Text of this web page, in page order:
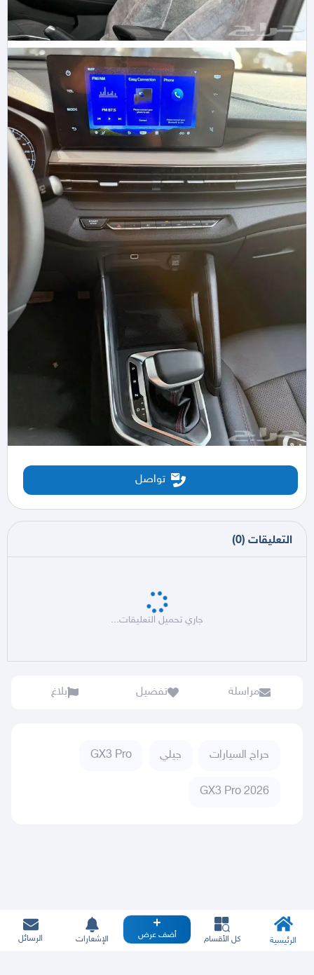
تواصل
التعليقات (
0
)
جاري تحميل التعليقات...
مراسلة تفضيل بلاغ
حراج السيارات جيلي GX3 Pro
GX3 Pro 2026
الرئيسية كل الأقسام أضف عرض الإشعارات الرسائل